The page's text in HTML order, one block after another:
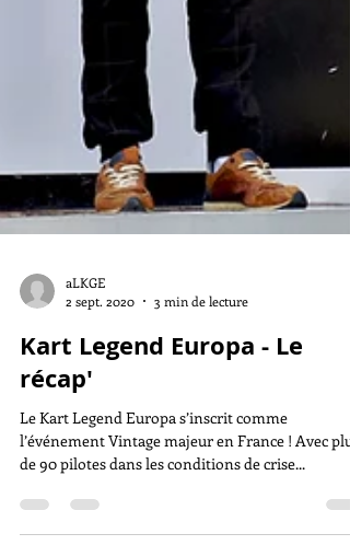
2 sept. 2020
3 min de lecture
Kart Legend Europa - Le
récap'
Le Kart Legend Europa s’inscrit comme
de 90 pilotes dans les conditions de crise...